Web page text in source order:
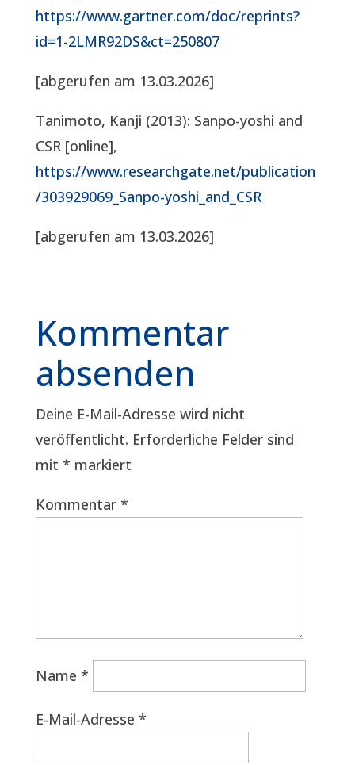
https://www.gartner.com/doc/reprints?
id=1-2LMR92DS&ct=250807
[abgerufen am 13.03.2026]
Tanimoto, Kanji (2013): Sanpo-yoshi and
CSR [online],
https://www.researchgate.net/publication
/303929069_Sanpo-yoshi_and_CSR
[abgerufen am 13.03.2026]
Kommentar
absenden
Deine E-Mail-Adresse wird nicht
veröffentlicht. Erforderliche Felder sind
mit * markiert
Kommentar *
Name *
E-Mail-Adresse *